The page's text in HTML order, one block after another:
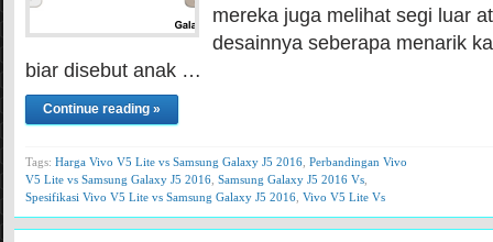
mereka juga melihat segi luar
desainnya seberapa menarik
biar disebut anak …
Continue reading »
Tags: Harga Vivo V5 Lite vs Samsung Galaxy J5 2016, Perbandingan Vivo
V5 Lite vs Samsung Galaxy J5 2016, Samsung Galaxy J5 2016 Vs,
Spesifikasi Vivo V5 Lite vs Samsung Galaxy J5 2016, Vivo V5 Lite Vs